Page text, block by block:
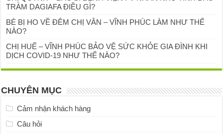
TRÀM DAGIAFA ĐIỀU GÌ?
BÉ BỊ HO VỀ ĐÊM CHỊ VÂN – VĨNH PHÚC LÀM NHƯ THẾ
NÀO?
CHỊ HUẾ – VĨNH PHÚC BẢO VỆ SỨC KHỎE GIA ĐÌNH KHI
DỊCH COVID-19 NHƯ THẾ NÀO?
CHUYÊN MỤC
Cảm nhận khách hàng
Câu hỏi